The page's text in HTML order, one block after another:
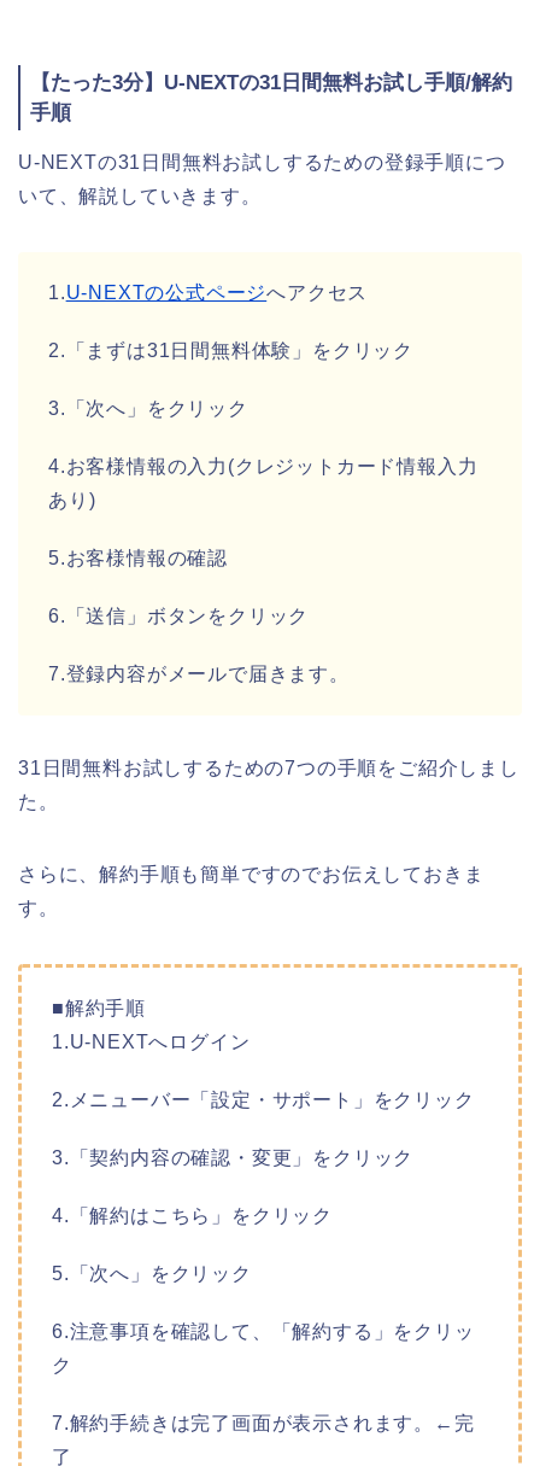
【たった3分】U-NEXTの31日間無料お試し手順/解約
手順
U-NEXTの31日間無料お試しするための登録手順につ
いて、解説していきます。
1.U-NEXTの公式ページへアクセス
2.「まずは31日間無料体験」をクリック
3.「次へ」をクリック
4.お客様情報の入力(クレジットカード情報入力
あり)
5.お客様情報の確認
6.「送信」ボタンをクリック
7.登録内容がメールで届きます。
31日間無料お試しするための7つの手順をご紹介しまし
た。
さらに、解約手順も簡単ですのでお伝えしておきま
す。
■解約手順
1.U-NEXTへログイン
2.メニューバー「設定・サポート」をクリック
3.「契約内容の確認・変更」をクリック
4.「解約はこちら」をクリック
5.「次へ」をクリック
6.注意事項を確認して、「解約する」をクリッ
ク
7.解約手続きは完了画面が表示されます。←完
了